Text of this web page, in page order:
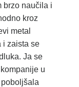
brzo naučila i
kroz
metal
i zaista se
Ja se
u